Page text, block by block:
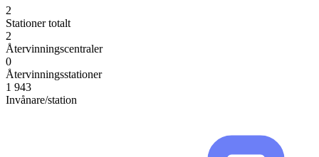
2
Stationer totalt
2
Återvinningscentraler
0
Återvinningsstationer
1 943
Invånare/station